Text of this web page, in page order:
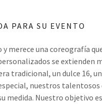
PARA SU EVENTO
y merece una coreografía
se extienden
tradicional, un dulce 16,
nuestros
medida. Nuestro objetivo